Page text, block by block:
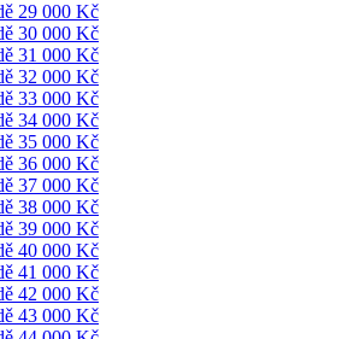
29 000 Kč
30 000 Kč
31 000 Kč
32 000 Kč
33 000 Kč
34 000 Kč
35 000 Kč
36 000 Kč
37 000 Kč
38 000 Kč
39 000 Kč
40 000 Kč
41 000 Kč
42 000 Kč
43 000 Kč